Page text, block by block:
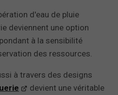
d'eau de pluie
deviennent une option
à la sensibilité
des ressources.
à travers des designs
devient une véritable